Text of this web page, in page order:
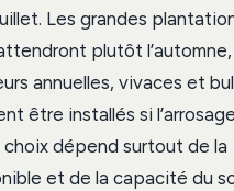
Les grandes
plutôt l’automne,
annuelles, vivaces et
être installés si l’arrosage
choix dépend surtout de la
et de la capacité du